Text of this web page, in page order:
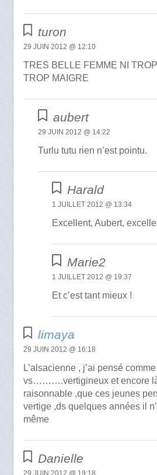
turon
29 JUIN 2012 @ 12:10
TRES BELLE FEMME NI
TROP MAIGRE
aubert
29 JUIN 2012 @ 14:22
Turlu tutu rien n’est pointu.
Harald
1 JUILLET 2012 @ 13:34
Excellent, Aubert,
Marie2
1 JUILLET 2012 @ 19:37
Et c’est tant mieux !
limaya
29 JUIN 2012 @ 16:18
L’alsacienne , j’ai pensé comme
vs……….vertigineux et encore
raisonnable ,que ces jeunes
vertige ,ds quelques années il
même
Danielle
29 JUIN 2012 @ 19:18